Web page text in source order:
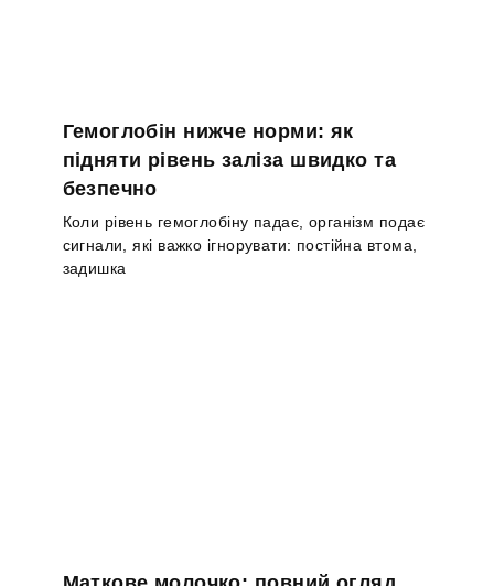
Гемоглобін нижче норми: як
підняти рівень заліза швидко та
безпечно
Коли рівень гемоглобіну падає, організм подає
сигнали, які важко ігнорувати: постійна втома,
задишка